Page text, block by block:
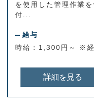
を使用した管理作業
付...
給与
時給：1,300円～ ※経
詳細を見る